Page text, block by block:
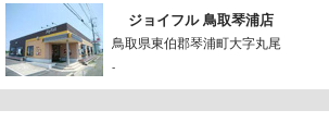
ジョイフル 鳥取琴浦店
鳥取県東伯郡琴浦町大字丸尾
-